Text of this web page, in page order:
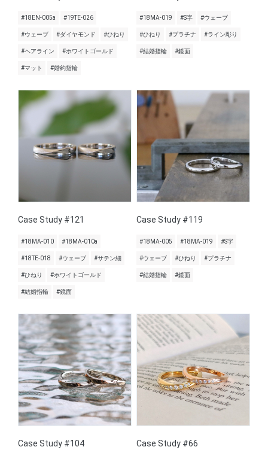
#18EN-005a #19TE-026
#ウェーブ #ダイヤモンド #ひねり
#ヘアライン #ホワイトゴールド
#マット #婚約指輪
#18MA-019 #S字 #ウェーブ
#ひねり #プラチナ #ライン彫り
#結婚指輪 #鏡面
Case Study #121
#18MA-010 #18MA-010a
#18TE-018 #ウェーブ #サテン細
#ひねり #ホワイトゴールド
#結婚指輪 #鏡面
Case Study #119
#18MA-005 #18MA-019 #S字
#ウェーブ #ひねり #プラチナ
#結婚指輪 #鏡面
Case Study #104 Case Study #66